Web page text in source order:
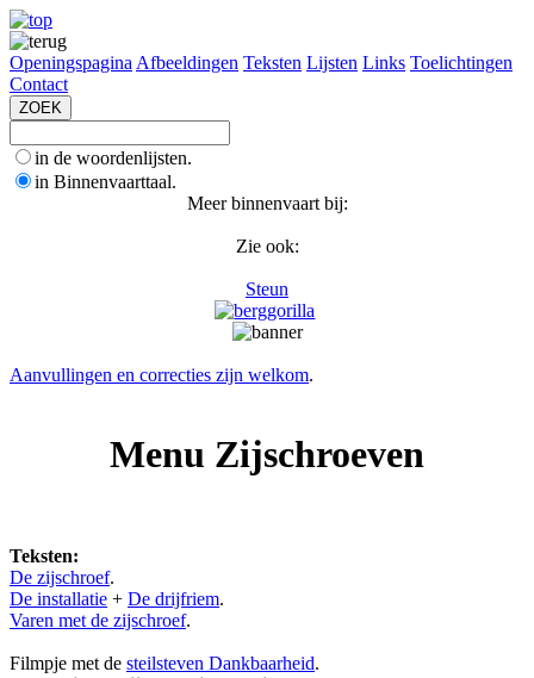
Openingspagina Afbeeldingen Teksten Lijsten Links Toelichtingen
Contact
in de woordenlijsten.
in Binnenvaarttaal.
Meer binnenvaart bij:
Zie ook:
Steun
Aanvullingen en correcties zijn welkom.
Menu Zijschroeven
Teksten:
De zijschroef.
De installatie + De drijfriem.
Varen met de zijschroef.
Filmpje met de steilsteven Dankbaarheid.